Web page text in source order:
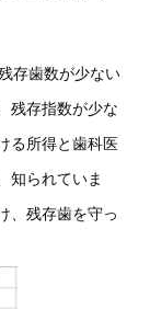
存歯数が少ない
残存指数が少な
る所得と歯科医
知られていま
、残存歯を守っ